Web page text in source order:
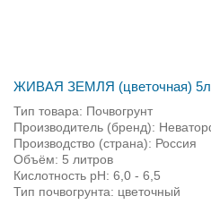
ЖИВАЯ ЗЕМЛЯ (цветочная) 5л
Тип товара: Почвогрунт
Производитель (бренд):
Производство (страна): Россия
Объём: 5 литров
Кислотность pH: 6,0 - 6,5
Тип почвогрунта: цветочный